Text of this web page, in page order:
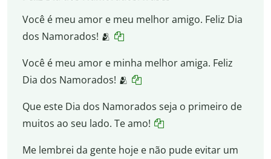
Você é meu amor e meu melhor amigo. Feliz Dia
dos Namorados! 🫂
Você é meu amor e minha melhor amiga. Feliz
Dia dos Namorados! 🫂
Que este Dia dos Namorados seja o primeiro de
muitos ao seu lado. Te amo!
Me lembrei da gente hoje e não pude evitar um